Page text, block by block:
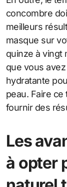
concombre
meilleurs
masque sur
quinze à vingt
que vous
hydratante
peau. Faire
fournir des
Les
à opter